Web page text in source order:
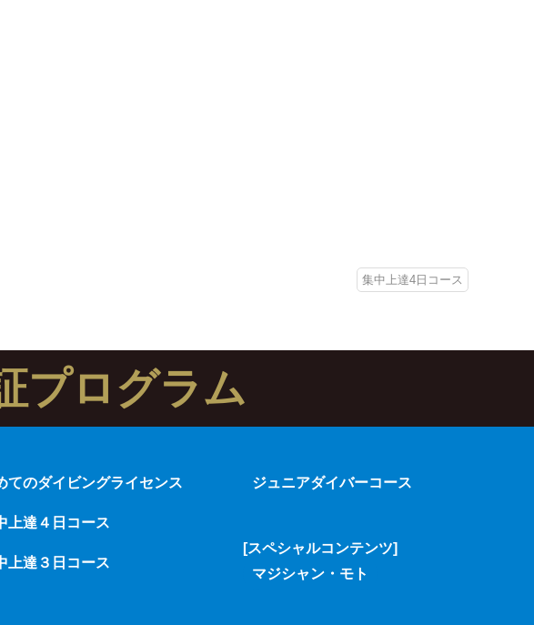
集中上達4日コース
プログラム
てのダイビングライセンス
上達４日コース
上達３日コース
ジュニアダイバーコース
[スペシャルコンテンツ]
マジシャン・モト